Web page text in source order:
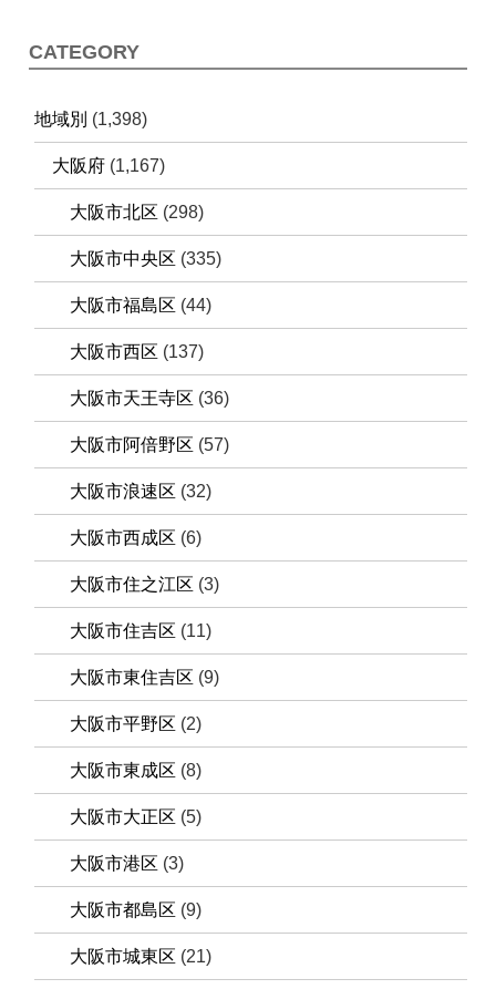
CATEGORY
地域別 (1,398)
大阪府 (1,167)
大阪市北区 (298)
大阪市中央区 (335)
大阪市福島区 (44)
大阪市西区 (137)
大阪市天王寺区 (36)
大阪市阿倍野区 (57)
大阪市浪速区 (32)
大阪市西成区 (6)
大阪市住之江区 (3)
大阪市住吉区 (11)
大阪市東住吉区 (9)
大阪市平野区 (2)
大阪市東成区 (8)
大阪市大正区 (5)
大阪市港区 (3)
大阪市都島区 (9)
大阪市城東区 (21)